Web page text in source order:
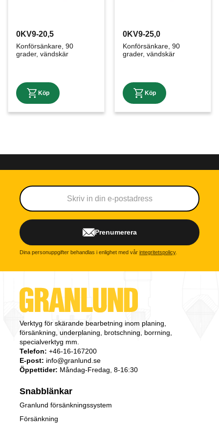
0KV9-20,5
Konförsänkare, 90
grader, vändskär
0KV9-25,0
Konförsänkare, 90
grader, vändskär
Prenumerera
Dina personuppgifter behandlas i enlighet med vår integritetspolicy.
Verktyg för skärande bearbetning inom planing,
försänkning, underplaning, brotschning, borrning,
specialverktyg mm.
Telefon: +46-16-167200
E-post: info@granlund.se
Öppettider: Måndag-Fredag, 8-16:30
Snabblänkar
Granlund försänkningssystem
Försänkning